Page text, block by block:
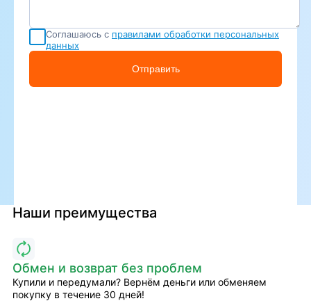
Соглашаюсь с правилами обработки персональных
данных
Отправить
Наши преимущества
Обмен и возврат без проблем
Купили и передумали? Вернём деньги или обменяем
покупку в течение 30 дней!